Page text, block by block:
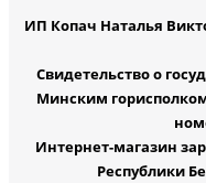
ИП Копач Наталья
Свидетельство о
Минским
Интернет-магазин
Республики